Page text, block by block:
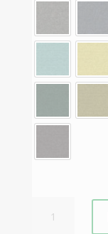
Stufenmatten